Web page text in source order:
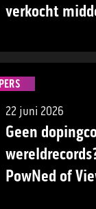
verkocht
werden
PERS
22 juni 2026
Geen
PowNed of
in de wereld